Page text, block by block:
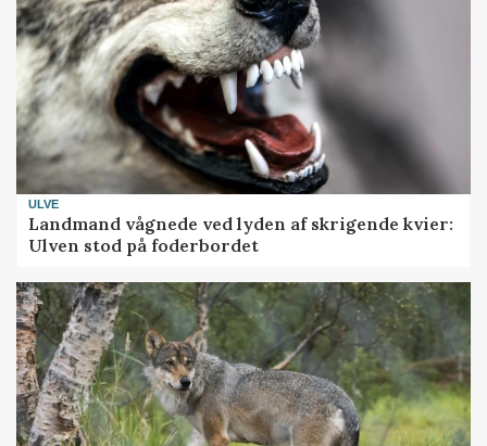
ULVE
Landmand vågnede ved lyden af skrigende kvier:
Ulven stod på foderbordet